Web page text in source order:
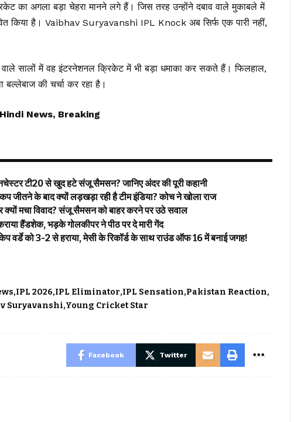
का अगला बड़ा चेहरा मानने लगे हैं। जिस तरह उन्होंने दबाव वाले मुकाबले में
किया है। Vaibhav Suryavanshi IPL Knock अब सिर्फ एक पारी नहीं,
सालों में वह इंटरनेशनल क्रिकेट में भी बड़ा धमाका कर सकते हैं। फिलहाल,
की चर्चा कर रहा है।
News, Breaking
टी20 से खुद हटे संजू सैमसन? जानिए अंदर की पूरी कहानी
के बाद क्यों लड़खड़ा रही है टीम इंडिया? कोच ने खोला राज
मचा विवाद? संजू सैमसन को बाहर करने पर उठे सवाल
हैंडशेक, भड़के गोलकीपर ने पीठ पर दे मारी गेंद
को 3-2 से हराया, मेसी के रिकॉर्ड के साथ राउंड ऑफ 16 में बनाई जगह!
IPL 2026 IPL Eliminator IPL Sensation Pakistan Reaction
Suryavanshi Young Cricket Star
Facebook Twitter